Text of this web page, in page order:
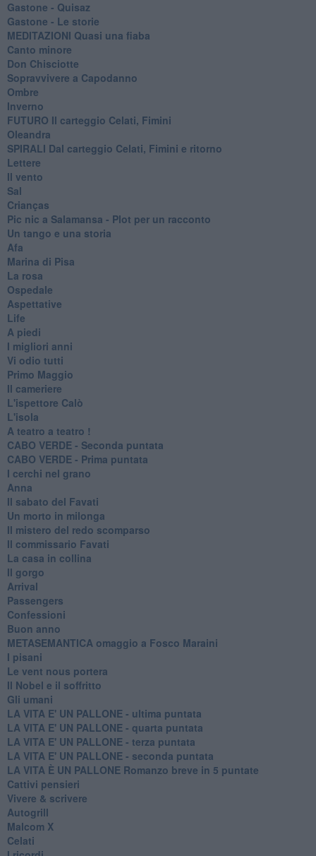
Gastone - Quisaz
Gastone - Le storie
MEDITAZIONI Quasi una fiaba
Canto minore
Don Chisciotte
Sopravvivere a Capodanno
Ombre
Inverno
FUTURO Il carteggio Celati, Fimini
Oleandra
SPIRALI Dal carteggio Celati, Fimini e ritorno
Lettere
Il vento
Sal
Crianças
Pic nic a Salamansa - Plot per un racconto
Un tango e una storia
Afa
Marina di Pisa
La rosa
Ospedale
Aspettative
Life
A piedi
I migliori anni
Vi odio tutti
Primo Maggio
Il cameriere
L'ispettore Calò
L'isola
A teatro a teatro !
CABO VERDE - Seconda puntata
CABO VERDE - Prima puntata
I cerchi nel grano
Anna
Il sabato del Favati
Un morto in milonga
Il mistero del redo scomparso
Il commissario Favati
La casa in collina
Il gorgo
Arrival
Passengers
Confessioni
Buon anno
METASEMANTICA omaggio a Fosco Maraini
I pisani
Le vent nous portera
Il Nobel e il soffritto
Gli umani
LA VITA E' UN PALLONE - ultima puntata
LA VITA E' UN PALLONE - quarta puntata
LA VITA E' UN PALLONE - terza puntata
LA VITA E' UN PALLONE - seconda puntata
LA VITA È UN PALLONE Romanzo breve in 5 puntate
Cattivi pensieri
Vivere & scrivere
Autogrill
Malcom X
Celati